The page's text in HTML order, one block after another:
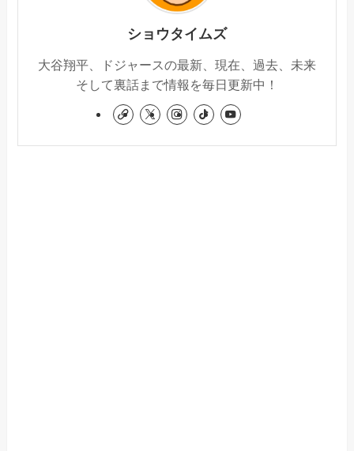
ショウタイムズ
大谷翔平、ドジャースの最新、現在、過去、未来
そして裏話まで情報を毎日更新中！